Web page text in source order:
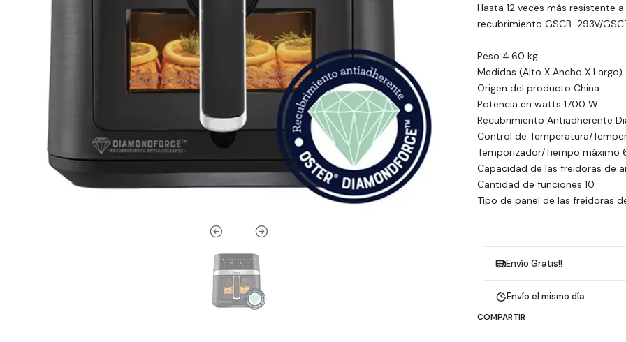
Hasta 12 veces más resistente
recubrimiento GSCB-293V/
Peso 4.60 kg
Medidas (Alto X Ancho X
Origen del producto China
Potencia en watts 1700 W
Recubrimiento Antiadherente
Control de Temperatura/
Temporizador/Tiempo máximo
Capacidad de las freidoras de
Cantidad de funciones 10
Tipo de panel de las freidoras
Envío Gratis!!
Envío el mismo día
COMPARTIR